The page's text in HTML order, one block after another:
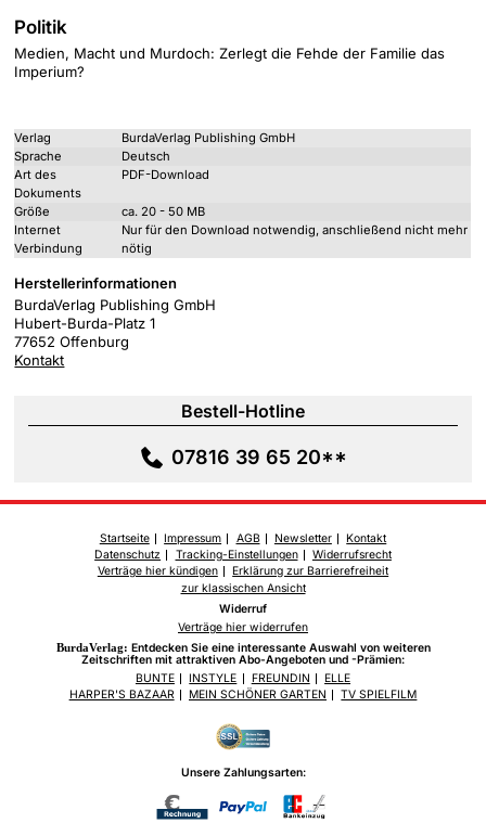
Politik
Medien, Macht und Murdoch: Zerlegt die Fehde der Familie das
Imperium?
Verlag
BurdaVerlag Publishing GmbH
Sprache
Deutsch
Art des
Dokuments
PDF-Download
Größe
ca. 20 - 50 MB
Internet
Verbindung
Nur für den Download notwendig, anschließend nicht mehr
nötig
Herstellerinformationen
BurdaVerlag Publishing GmbH
Hubert-Burda-Platz 1
77652 Offenburg
Kontakt
Bestell-Hotline
07816 39 65 20**
Startseite Impressum AGB Newsletter
Kontakt
Datenschutz
Tracking-Einstellungen
Widerrufsrecht
Verträge hier kündigen
Erklärung zur Barrierefreiheit
zur klassischen Ansicht
Widerruf
Verträge hier widerrufen
BurdaVerlag: Entdecken Sie eine interessante Auswahl von weiteren
Zeitschriften mit attraktiven Abo-Angeboten und -Prämien:
BUNTE
INSTYLE FREUNDIN
ELLE
HARPER'S BAZAAR
MEIN SCHÖNER GARTEN TV SPIELFILM
Unsere Zahlungsarten: